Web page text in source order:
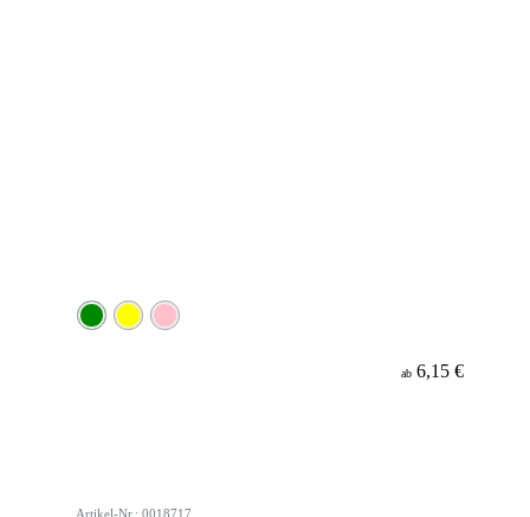
ab 6,15 €
Artikel-Nr.: 0018717